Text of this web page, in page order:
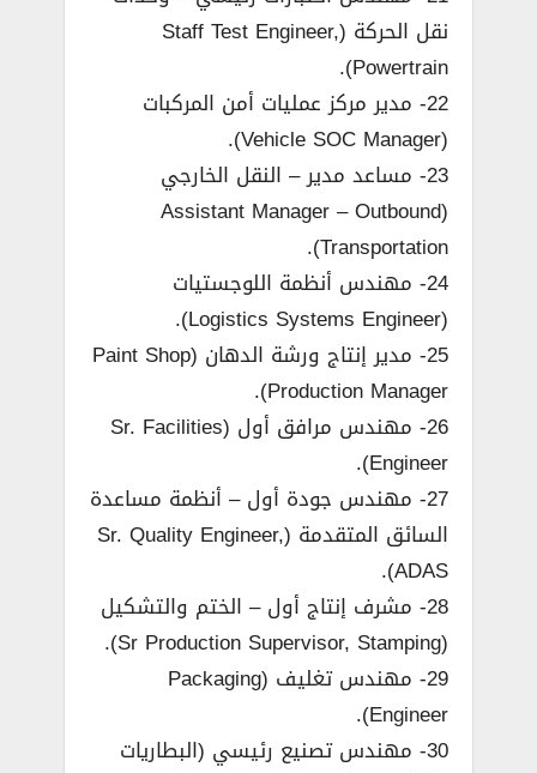
نقل الحركة (Staff Test Engineer,
Powertrain).
22- مدير مركز عمليات أمن المركبات
(Vehicle SOC Manager).
23- مساعد مدير – النقل الخارجي
(Assistant Manager – Outbound
Transportation).
24- مهندس أنظمة اللوجستيات
(Logistics Systems Engineer).
25- مدير إنتاج ورشة الدهان (Paint Shop
Production Manager).
26- مهندس مرافق أول (Sr. Facilities
Engineer).
27- مهندس جودة أول – أنظمة مساعدة
السائق المتقدمة (Sr. Quality Engineer,
ADAS).
28- مشرف إنتاج أول – الختم والتشكيل
(Sr Production Supervisor, Stamping).
29- مهندس تغليف (Packaging
Engineer).
30- مهندس تصنيع رئيسي (البطاريات